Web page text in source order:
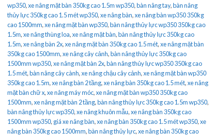
wp350,xe nâng mặt bàn 350kg cao 1.5m wp350,bàn nâng tay,bàn nâng
thủy lực 350kg cao 1.5 mét wp350,xe nâng bàn,xe nâng bàn wp350 350kg
cao 1500mm,xe nâng mặt bàn wp350,bàn nâng thủy lực wp350 350kg cao
1.5m,xe nâng thùng loa,xe nâng mặt bàn,bàn nâng thủy lực 350kg cao
1.5m,xe nâng bàn 2x,xe nâng mặt bàn 350kg cao 1.5 mét,xe nâng mặt bàn
350kg cao 1500mm,xe nâng cây cảnh,bàn nâng thủy lực 350kg cao
1500mm wp350,xe nâng mặt bàn 2x,bàn nâng thủy lực wp350 350kg cao
1.5 mét,bàn nâng cây cành,xe nâng chậu cây cảnh,xe nâng mặt bàn wp350
350kg cao 1.5m,xe nâng bàn 2 tầng,xe nâng bàn 350kg cao 1.5 mét,xe nâng
mặt bàn chữ x,xe nâng máy móc,xe nâng mặt bàn wp350 350kg cao
1500mm,xe nâng mặt bàn 2 tầng,bàn nâng thủy lực 350kg cao 1.5m wp350,
bàn nâng thủy lực wp350,xe nâng khuôn mẫu,xe nâng bàn 350kg cao
1500mm wp350, giá xe nâng bàn,xe nâng bàn 350kg cao 1.5 mét wp350,xe
nâng bàn 350kg cao 1500mm,bàn nâng thủy lực,xe nâng bàn 350kg cao